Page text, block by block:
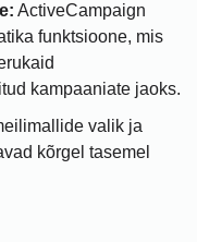
ActiveCampaign
funktsioone, mis
kampaaniate jaoks.
valik ja
kõrgel tasemel